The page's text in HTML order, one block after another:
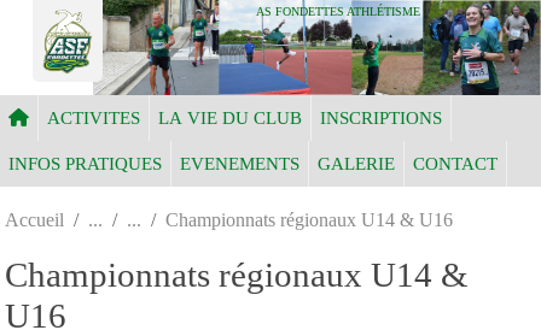
AS FONDETTES ATHLÉTISME
ACTIVITES LA VIE DU CLUB INSCRIPTIONS
INFOS PRATIQUES EVENEMENTS GALERIE CONTACT
Accueil Championnats régionaux U14 & U16
Championnats régionaux U14 &
U16
Panneau de gestion des cookies